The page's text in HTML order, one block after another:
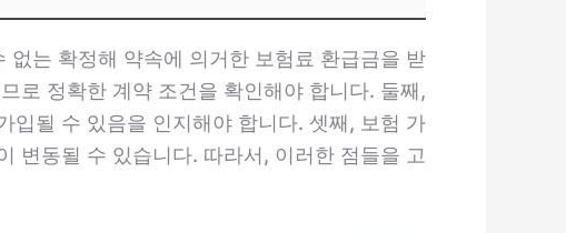
는 확정해 약속에 의거한 보험료 환급금을 받
로 정확한 계약 조건을 확인해야 합니다. 둘째,
입될 수 있음을 인지해야 합니다. 셋째, 보험 가
변동될 수 있습니다. 따라서, 이러한 점들을 고